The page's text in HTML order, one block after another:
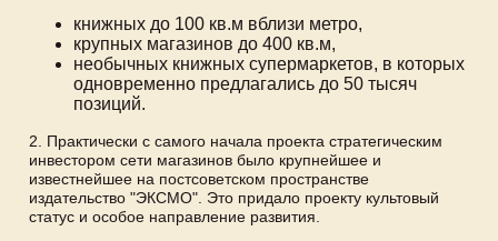
книжных до 100 кв.м вблизи метро,
крупных магазинов до 400 кв.м,
необычных книжных супермаркетов, в которых
одновременно предлагались до 50 тысяч
позиций.
2. Практически с самого начала проекта стратегическим
инвестором сети магазинов было крупнейшее и
известнейшее на постсоветском пространстве
издательство "ЭКСМО". Это придало проекту культовый
статус и особое направление развития.